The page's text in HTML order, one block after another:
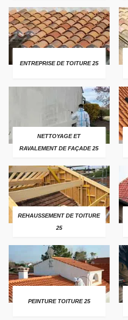
ENTREPRISE DE TOITURE 25
NETTOYAGE ET
RAVALEMENT DE FAÇADE 25
REHAUSSEMENT DE TOITURE
25
PEINTURE TOITURE 25